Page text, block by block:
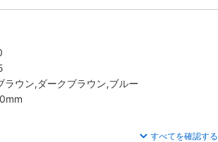
ラウン,ダークブラウン,ブルー
すべてを確認する